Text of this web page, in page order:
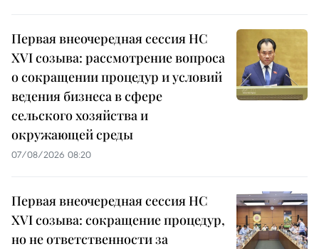
Первая внеочередная сессия НС
XVI созыва: рассмотрение вопроса
о сокращении процедур и условий
ведения бизнеса в сфере
сельского хозяйства и
окружающей среды
07/08/2026 08:20
Первая внеочередная сессия НС
XVI созыва: сокращение процедур,
но не ответственности за